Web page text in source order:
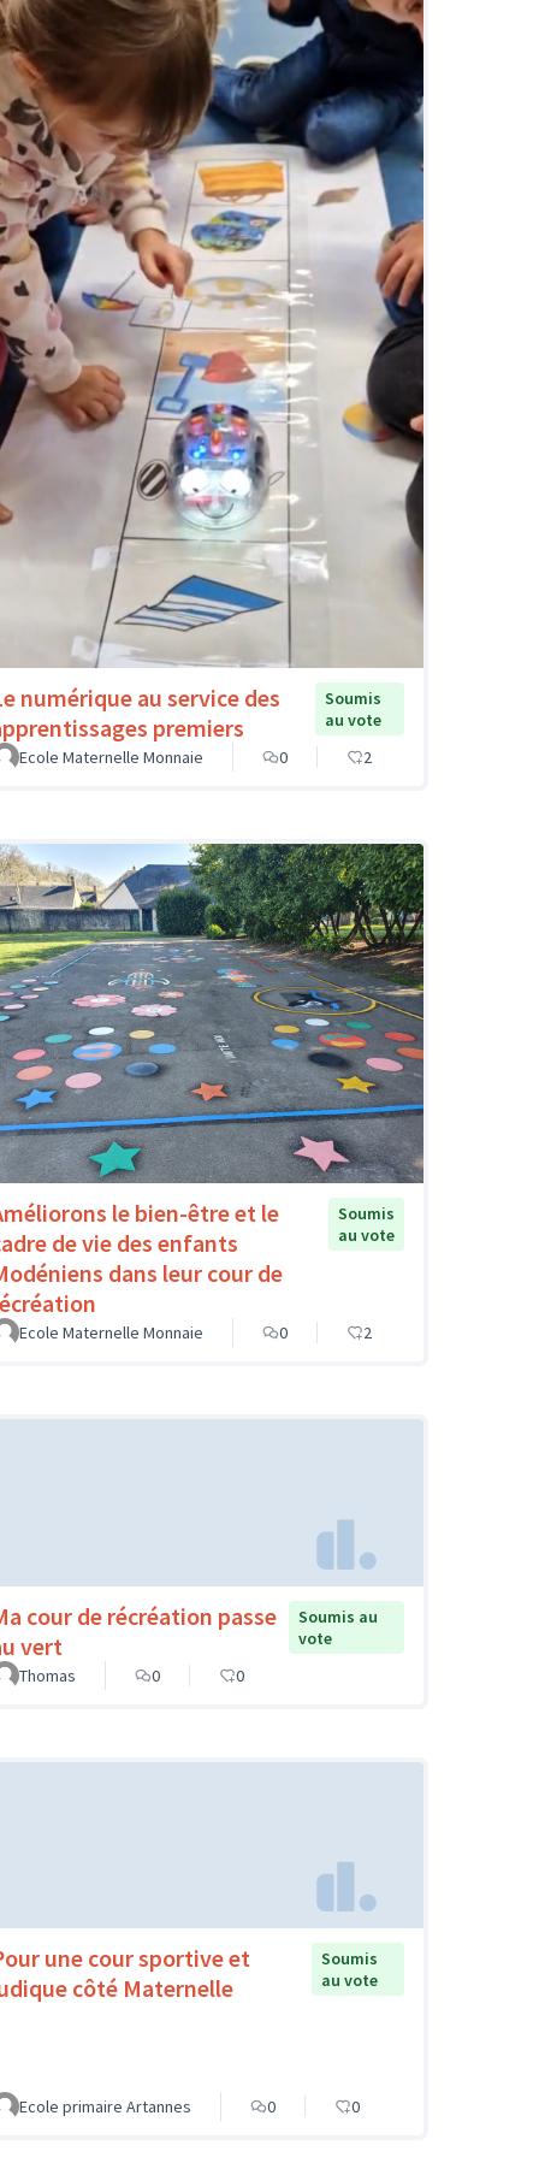
numérique au service des
premiers
Soumis
au vote
Ecole Maternelle Monnaie
0 2
le bien-être et le
de vie des enfants
dans leur cour de
Soumis
au vote
Ecole Maternelle Monnaie 0 2
cour de récréation passe
vert
Soumis au
vote
Thomas
0 0
une cour sportive et
côté Maternelle
Soumis
au vote
Ecole primaire Artannes 0 0